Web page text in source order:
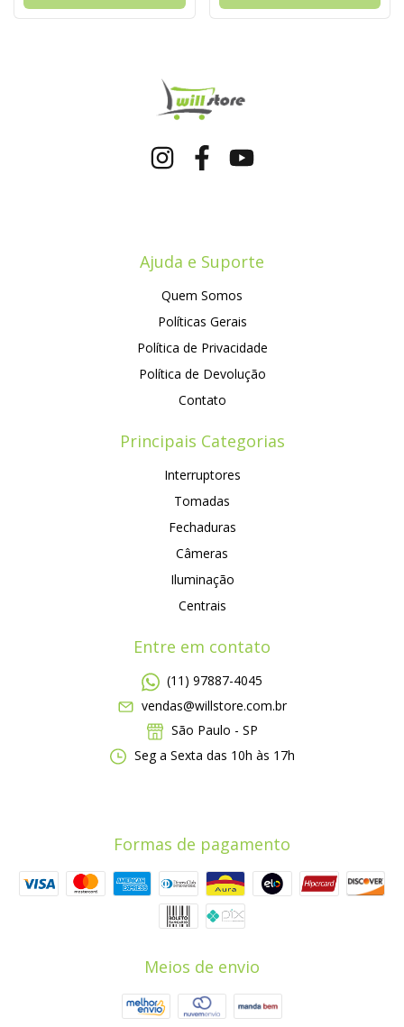
Ajuda e Suporte
Quem Somos
Políticas Gerais
Política de Privacidade
Política de Devolução
Contato
Principais Categorias
Interruptores
Tomadas
Fechaduras
Câmeras
Iluminação
Centrais
Entre em contato
(11) 97887-4045
vendas@willstore.com.br
São Paulo - SP
Seg a Sexta das 10h às 17h
Formas de pagamento
Meios de envio